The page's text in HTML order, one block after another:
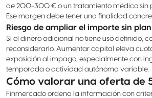
de 200-300 € o un tratamiento médico sin
Ese margen debe tener una finalidad
Riesgo de ampliar el importe sin plan
Si el dinero adicional no tiene uso definido,
reconsiderarlo. Aumentar capital eleva
exposición al impago, especialmente con
temporada o actividad autónoma variable.
Cómo valorar una oferta de
Finmercado ordena la información con